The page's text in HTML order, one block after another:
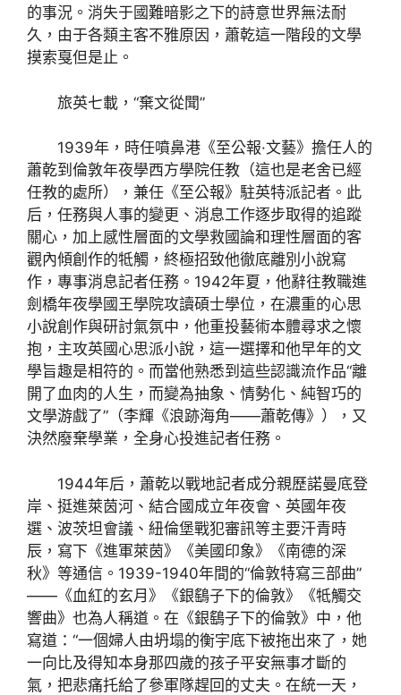
的事況。消失于國難暗影之下的詩意世界無法耐
久，由于各類主客不雅原因，蕭乾這一階段的文學
摸索戛但是止。
旅英七載，“棄文從聞”
1939年，時任噴鼻港《至公報·文藝》擔任人的
蕭乾到倫敦年夜學西方學院任教（這也是老舍已經
任教的處所），兼任《至公報》駐英特派記者。此
后，任務與人事的變更、消息工作逐步取得的追蹤
關心，加上感性層面的文學救國論和理性層面的客
觀內傾創作的牴觸，終極招致他徹底離別小說寫
作，專事消息記者任務。1942年夏，他辭往教職進
劍橋年夜學國王學院攻讀碩士學位，在濃重的心思
小說創作與研討氣氛中，他重投藝術本體尋求之懷
抱，主攻英國心思派小說，這一選擇和他早年的文
學旨趣是相符的。而當他熟悉到這些認識流作品“離
開了血肉的人生，而變為抽象、情勢化、純智巧的
文學游戲了”（李輝《浪跡海角——蕭乾傳》），又
決然廢棄學業，全身心投進記者任務。
1944年后，蕭乾以戰地記者成分親歷諾曼底登
岸、挺進萊茵河、結合國成立年夜會、英國年夜
選、波茨坦會議、紐倫堡戰犯審訊等主要汗青時
辰，寫下《進軍萊茵》《美國印象》《南德的深
秋》等通信。1939-1940年間的“倫敦特寫三部曲”
——《血紅的玄月》《銀鷂子下的倫敦》《牴觸交
響曲》也為人稱道。在《銀鷂子下的倫敦》中，他
寫道：“一個婦人由坍塌的衡宇底下被拖出來了，她
一向比及得知本身那四歲的孩子平安無事才斷的
氣，把悲痛托給了參軍隊趕回的丈夫。在統一天，